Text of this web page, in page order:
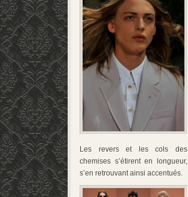
Les revers et les cols des
chemises s’étirent en longueur,
s’en retrouvant ainsi accentués.